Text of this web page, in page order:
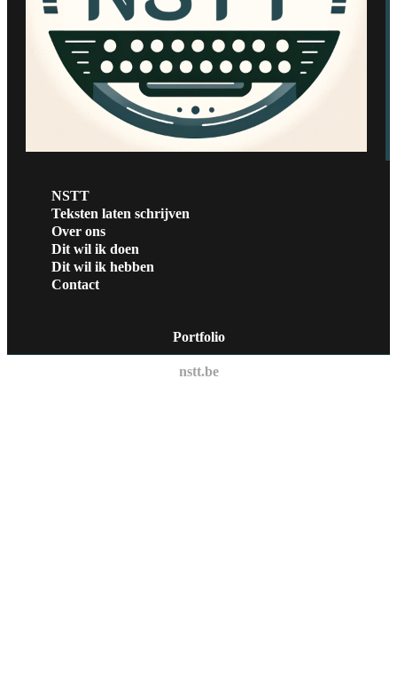
NSTT
Teksten laten schrijven
Over ons
Dit wil ik doen
Dit wil ik hebben
Contact
Portfolio
nstt.be